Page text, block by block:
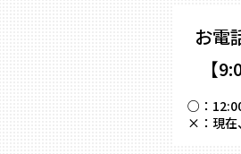
お電
【
○：
×： 現在